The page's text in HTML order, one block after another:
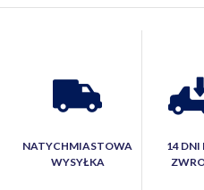
NATYCHMIASTOWA
WYSYŁKA
14 DNI